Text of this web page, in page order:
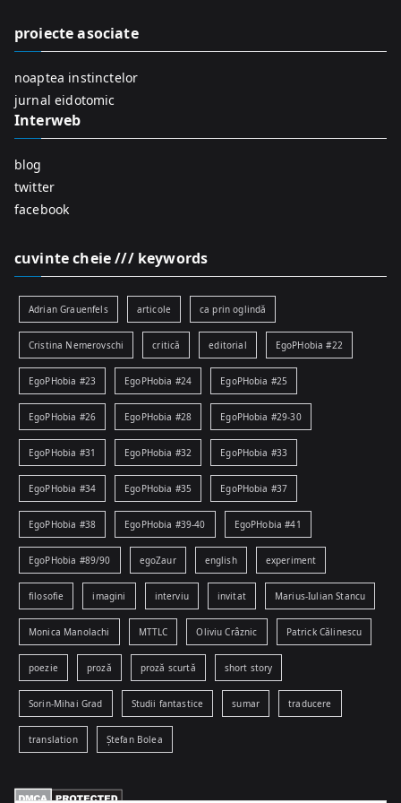
o
proiecte asociate
noaptea instinctelor
jurnal eidotomic
Interweb
blog
twitter
facebook
cuvinte cheie /// keywords
Adrian Grauenfels articole ca prin oglindă
Cristina Nemerovschi critică editorial EgoPHobia #22
EgoPHobia #23 EgoPHobia #24 EgoPHobia #25
EgoPHobia #26 EgoPHobia #28 EgoPHobia #29-30
EgoPHobia #31 EgoPHobia #32 EgoPHobia #33
EgoPHobia #34 EgoPHobia #35 EgoPHobia #37
EgoPHobia #38 EgoPHobia #39-40 EgoPHobia #41
EgoPHobia #89/90 egoZaur english experiment
filosofie imagini interviu invitat Marius-Iulian Stancu
Monica Manolachi MTTLC Oliviu Crâznic Patrick Călinescu
poezie proză proză scurtă short story
Sorin-Mihai Grad Studii fantastice sumar traducere
translation Ștefan Bolea